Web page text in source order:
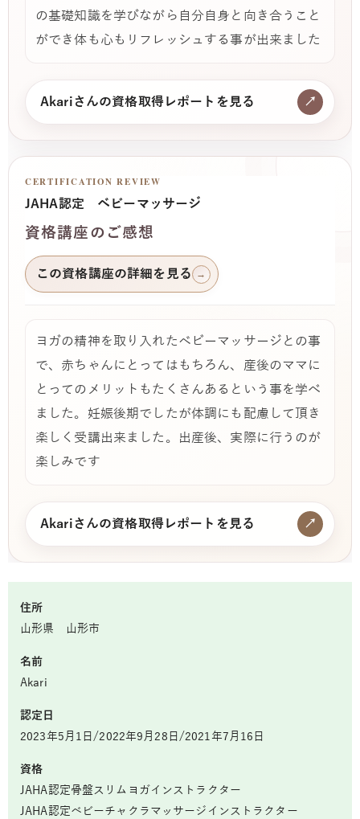
の基礎知識を学びながら自分自身と向き合うこと
ができ体も心もリフレッシュする事が出来ました
Akariさんの資格取得レポートを見る ↗
CERTIFICATION REVIEW
JAHA認定 ベビーマッサージ
資格講座のご感想
この資格講座の詳細を見る →
ヨガの精神を取り入れたベビーマッサージとの事
で、赤ちゃんにとってはもちろん、産後のママに
とってのメリットもたくさんあるという事を学べ
ました。妊娠後期でしたが体調にも配慮して頂き
楽しく受講出来ました。出産後、実際に行うのが
楽しみです
Akariさんの資格取得レポートを見る ↗
住所
山形県 山形市
名前
Akari
認定日
2023年5月1日/2022年9月28日/2021年7月16日
資格
JAHA認定骨盤スリムヨガインストラクター
JAHA認定ベビーチャクラマッサージインストラクター